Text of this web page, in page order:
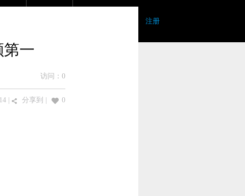
注册
第一
访问： 0
| 分享到 0